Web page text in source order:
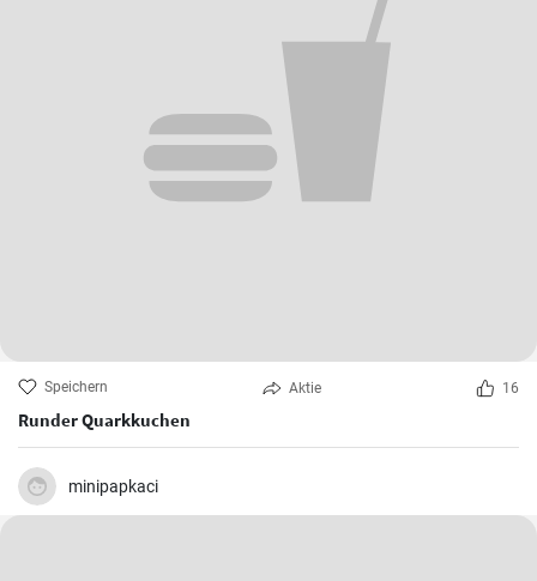
Speichern Aktie 16
Runder Quarkkuchen
minipapkaci